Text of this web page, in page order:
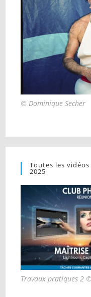
© Dominique Secher
Toutes les
2025
Travaux pratiques 2